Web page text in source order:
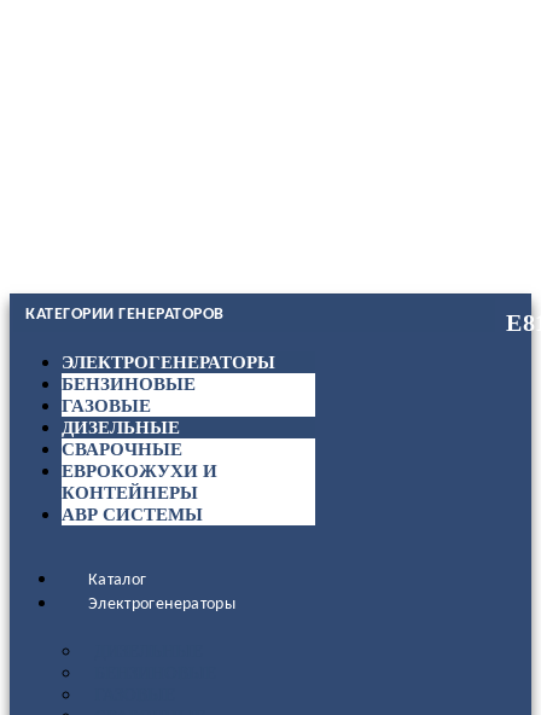
КАТЕГОРИИ ГЕНЕРАТОРОВ
ЭЛЕКТРОГЕНЕРАТОРЫ
БЕНЗИНОВЫЕ
ГАЗОВЫЕ
ДИЗЕЛЬНЫЕ
СВАРОЧНЫЕ
ЕВРОКОЖУХИ И
КОНТЕЙНЕРЫ
АВР СИСТЕМЫ
Каталог
Электрогенераторы